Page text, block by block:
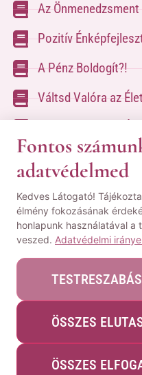
Az
Pozitív
A Pénz Boldogít?!
Váltsd Valóra az
A
a
© Minden jog
|ÁSZF|Adatvédelmi
Webshopot készítette:
Fontos
adatvédelmed
Kedves Látogató!
élmény fokozásának
honlapunk használatával
veszed. Adatvédelmi
TESTRESZABÁS
ÖSSZES
ÖSSZES